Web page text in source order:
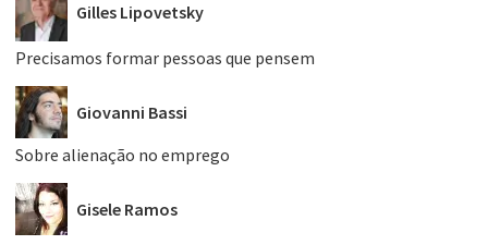
Gilles Lipovetsky
Precisamos formar pessoas que pensem
Giovanni Bassi
Sobre alienação no emprego
Gisele Ramos